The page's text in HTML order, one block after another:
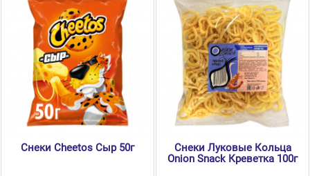
Снеки Cheetos Сыр 50г
Снеки Луковые Кольца
Оnion Snack Креветка 100г